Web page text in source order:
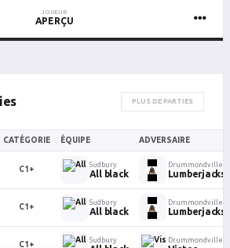
JOUEUR
APERÇU
PLUS DE PARTIES
CATÉGORIE ÉQUIPE ADVERSAIRE
C1+
Sudbury
All black
Drummondville
Lumberjacks
C1+
Sudbury
All black
Drummondville
Lumberjacks
C1+
Sudbury Drummondville